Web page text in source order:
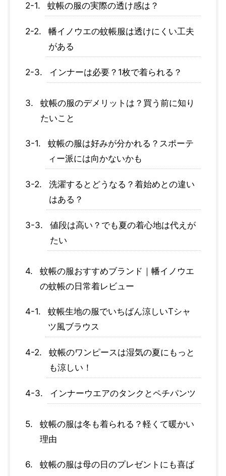
蚊帳の服の実際の透け感は？
幡イノウエの蚊帳服は透けにくい工夫
がある
インナーは必要？1枚で着られる？
蚊帳の服のデメリットは？買う前に知り
たいこと
蚊帳の服は好みが分かれる？スポーテ
ィー派には向かないかも
洗濯するとどうなる？着始めとの違い
はある？
値段は高い？でも夏の着心地は代えが
たい
蚊帳の服おすすめブランド｜幡イノウエ
の蚊帳の日常着レビュー
蚊帳生地の服でいちばん涼しいTシャ
ツ風ブラウス
蚊帳のワンピースは湿気の夏にもっと
も涼しい！
インナーウエアのタンクとペチパンツ
蚊帳の服は冬も着られる？軽くて暖かい
理由
蚊帳の服は母の日のプレゼントにも喜ば